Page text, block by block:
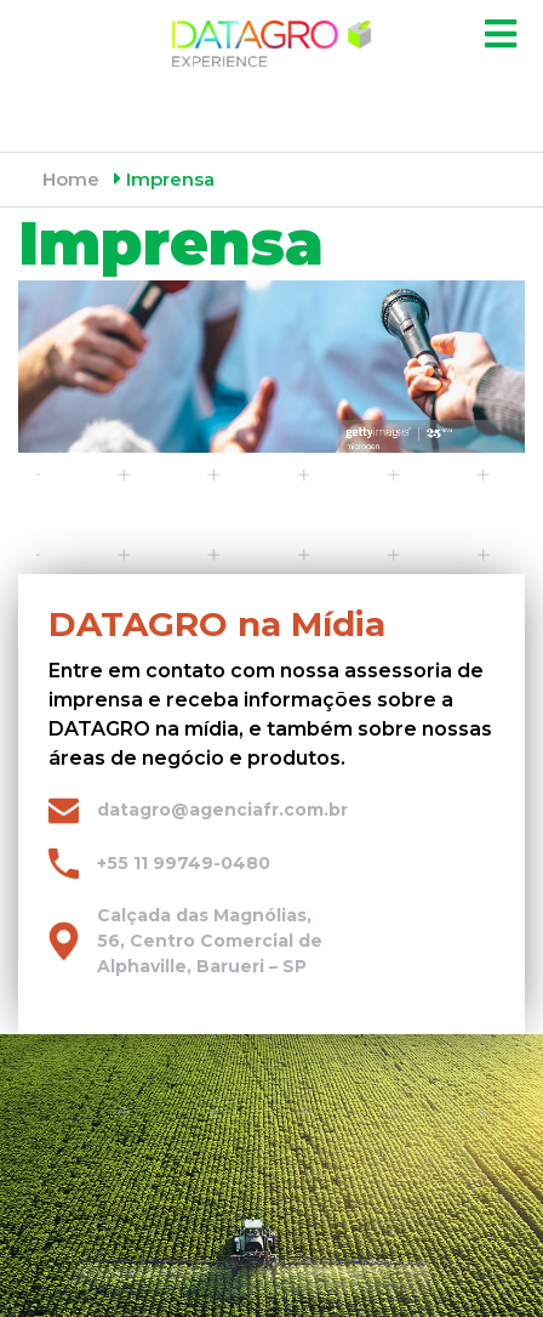
Home Imprensa
Imprensa
DATAGRO na Mídia
Entre em contato com nossa assessoria de
imprensa e receba informações sobre a
DATAGRO na mídia, e também sobre nossas
áreas de negócio e produtos.
datagro@agenciafr.com.br
+55 11 99749-0480
Calçada das Magnólias,
56, Centro Comercial de
Alphaville, Barueri – SP